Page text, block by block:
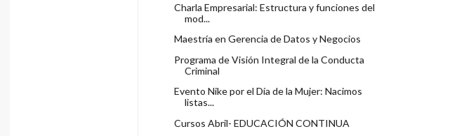
Charla Empresarial: Estructura y funciones del
mod...
Maestría en Gerencia de Datos y Negocios
Programa de Visión Integral de la Conducta
Criminal
Evento Nike por el Día de la Mujer: Nacimos
listas...
Cursos Abril- EDUCACIÓN CONTINUA